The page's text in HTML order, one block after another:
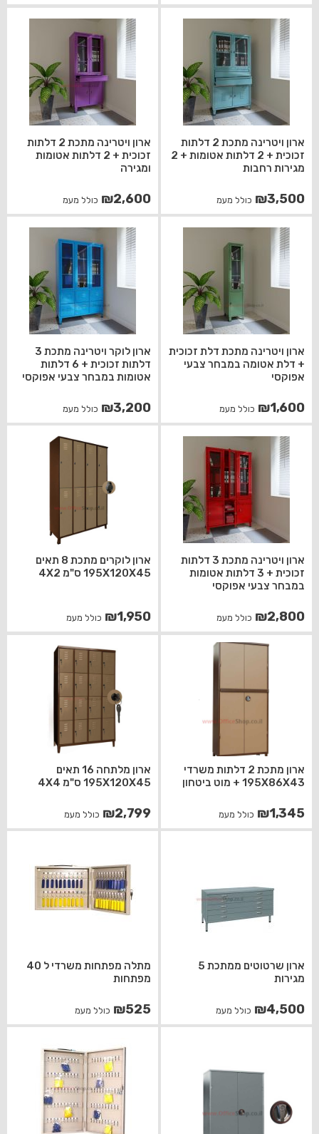
ארון ויטרינה מתכת 2 דלתות
זכוכית + 2 דלתות אטומות + 2
מגירות רחבות
₪3,500 כולל מעמ
ארון ויטרינה מתכת 2 דלתות
זכוכית + 2 דלתות אטומות
ומגירה
₪2,600 כולל מעמ
ארון ויטרינה מתכת דלת זכוכית
+ דלת אטומה במבחר צבעי
אפוקסי
₪1,600 כולל מעמ
ארון לוקר ויטרינה מתכת 3
דלתות זכוכית + 6 דלתות
אטומות במבחר צבעי אפוקסי
₪3,200 כולל מעמ
ארון ויטרינה מתכת 3 דלתות
זכוכית + 3 דלתות אטומות
במבחר צבעי אפוקסי
₪2,800 כולל מעמ
ארון לוקרים מתכת 8 תאים
195X120X45 ס"מ 4X2
₪1,950 כולל מעמ
ארון מתכת 2 דלתות משרדי
195X86X43 + מוט ביטחון
₪1,345 כולל מעמ
ארון מלתחה 16 תאים
195X120X45 ס"מ 4X4
₪2,799 כולל מעמ
ארון שרטוטים ממתכת 5
מגירות
₪4,500 כולל מעמ
מתלה מפתחות משרדי ל 40
מפתחות
₪525 כולל מעמ